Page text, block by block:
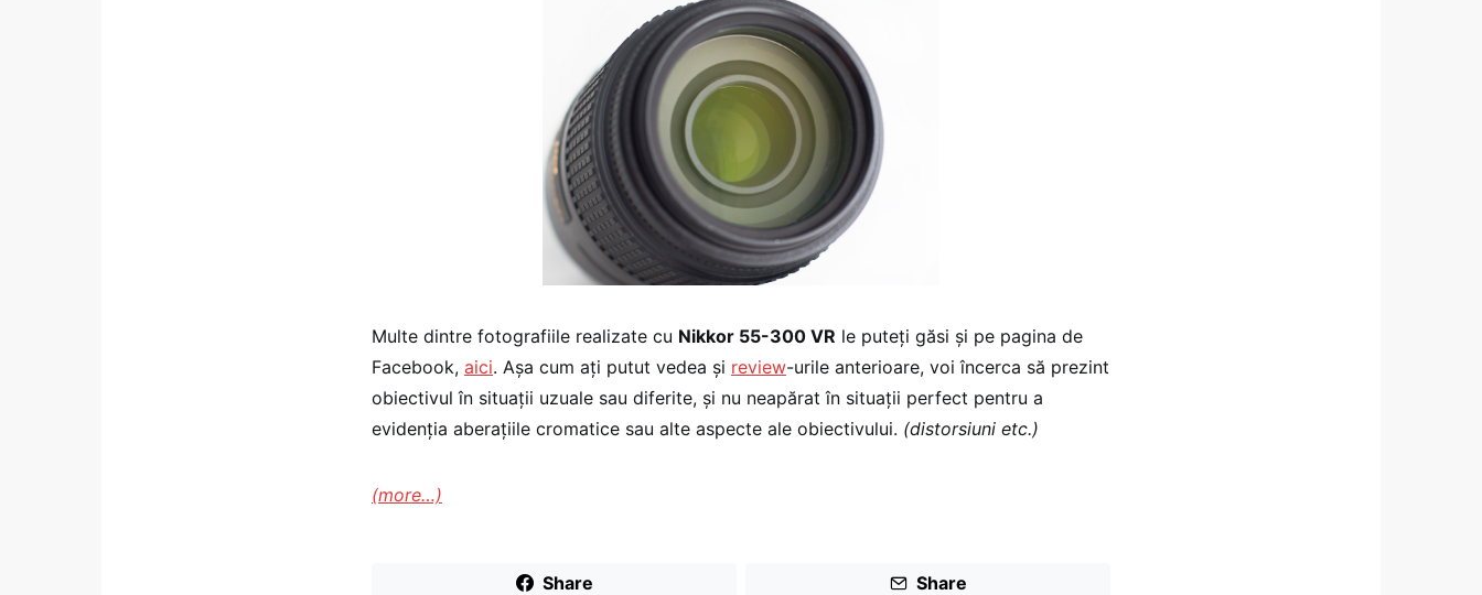
Multe dintre fotografiile realizate cu Nikkor 55-300 VR le puteţi găsi şi pe pagina de
Facebook, aici. Aşa cum aţi putut vedea şi review-urile anterioare, voi încerca să prezint
obiectivul în situaţii uzuale sau diferite, şi nu neapărat în situaţii perfect pentru a
evidenţia aberaţiile cromatice sau alte aspecte ale obiectivului. (distorsiuni etc.)
(more…)
Share Share